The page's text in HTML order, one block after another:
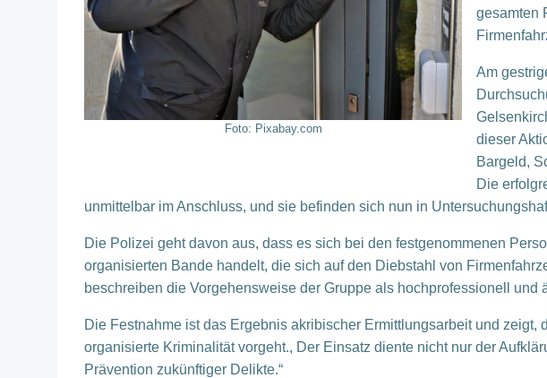
Foto: Pixabay.com
gesamten
Am
dieser
Bargeld,
Die
unmittelbar im Anschluss, und sie befinden sich nun in
Die Polizei geht davon aus, dass es sich bei den festgenommenen
organisierten Bande handelt, die sich auf den Diebstahl von
beschreiben die Vorgehensweise der Gruppe als hochprofessionell und
Die Festnahme ist das Ergebnis akribischer Ermittlungsarbeit und zeigt,
organisierte Kriminalität vorgeht., Der Einsatz diente nicht nur der
Prävention zukünftiger Delikte.“